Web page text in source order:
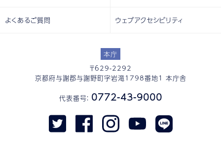
本庁
〒629-2292
京都府与謝郡与謝野町字岩滝1798番地1 本庁舎
代表番号： 0772-43-9000
よくあるご質問 ウェブアクセシビリティ